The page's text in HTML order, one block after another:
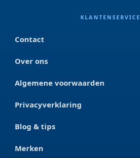
KLANTENSERVICE
Contact
Over ons
Algemene voorwaarden
Privacyverklaring
Blog & tips
Merken